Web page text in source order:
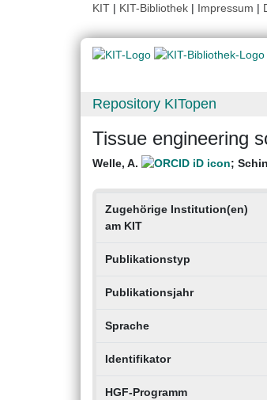
KIT | KIT-Bibliothek | Impressum |
Repository KITopen
Tissue engineering
Welle, A. ;
Zugehörige Institution(en)
am KIT
Publikationstyp
Publikationsjahr
Sprache
Identifikator
HGF-Programm